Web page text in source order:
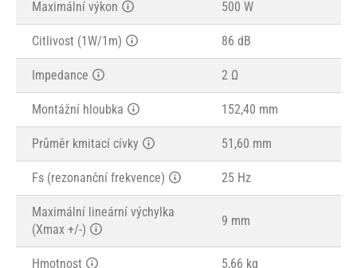
Maximální výkon 500 W
Citlivost (1W/1m) 86 dB
Impedance 2 Ω
Montážní hloubka 152,40 mm
Průměr kmitací cívky 51,60 mm
Fs (rezonanční frekvence) 25 Hz
Maximální lineární výchylka
(Xmax +/-)
9 mm
Hmotnost 5,66 kg